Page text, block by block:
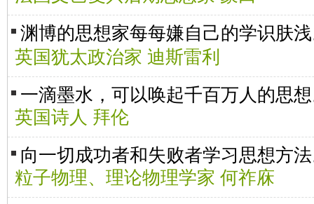
渊博的思想家每每嫌自己的学识肤
英国犹太政治家 迪斯雷利
一滴墨水，可以唤起千百万人的思
英国诗人 拜伦
向一切成功者和失败者学习思想方
粒子物理、理论物理学家 何祚庥